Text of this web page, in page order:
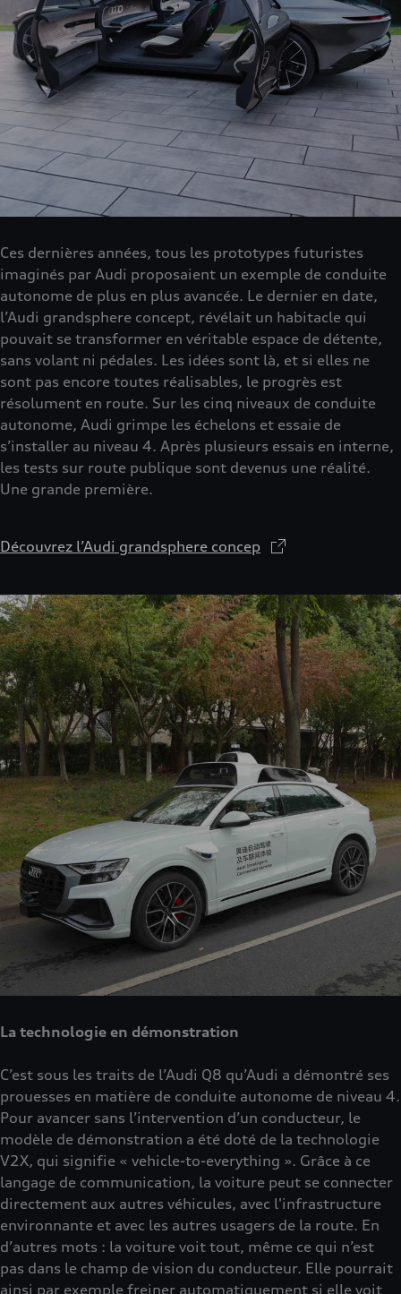
Ces dernières années, tous les prototypes futuristes
imaginés par Audi proposaient un exemple de conduite
autonome de plus en plus avancée. Le dernier en date,
l’Audi grandsphere concept, révélait un habitacle qui
pouvait se transformer en véritable espace de détente,
sans volant ni pédales. Les idées sont là, et si elles ne
sont pas encore toutes réalisables, le progrès est
résolument en route. Sur les cinq niveaux de conduite
autonome, Audi grimpe les échelons et essaie de
s’installer au niveau 4. Après plusieurs essais en interne,
les tests sur route publique sont devenus une réalité.
Une grande première.
Découvrez l’Audi grandsphere concep
La technologie en démonstration
C’est sous les traits de l’Audi Q8 qu’Audi a démontré ses
prouesses en matière de conduite autonome de niveau 4.
Pour avancer sans l’intervention d’un conducteur, le
modèle de démonstration a été doté de la technologie
V2X, qui signifie « vehicle-to-everything ». Grâce à ce
langage de communication, la voiture peut se connecter
directement aux autres véhicules, avec l'infrastructure
environnante et avec les autres usagers de la route. En
d’autres mots : la voiture voit tout, même ce qui n’est
pas dans le champ de vision du conducteur. Elle pourrait
ainsi par exemple freiner automatiquement si elle voit